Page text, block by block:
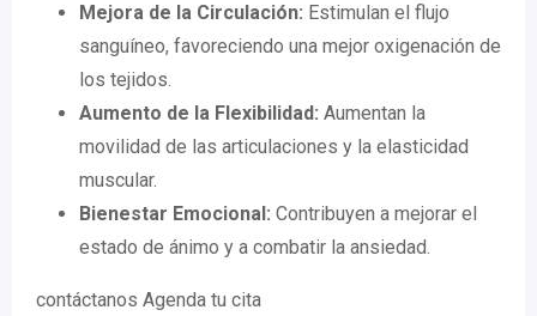
Mejora de la Circulación: Estimulan el flujo
sanguíneo, favoreciendo una mejor oxigenación de
los tejidos.
Aumento de la Flexibilidad: Aumentan la
movilidad de las articulaciones y la elasticidad
muscular.
Bienestar Emocional: Contribuyen a mejorar el
estado de ánimo y a combatir la ansiedad.
contáctanos Agenda tu cita